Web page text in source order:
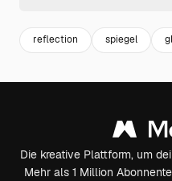
reflection spiegel
Die kreative Plattform, um
Mehr als 1 Million